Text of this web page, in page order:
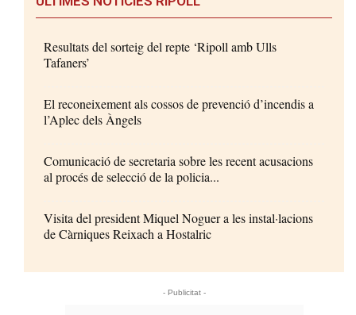
Resultats del sorteig del repte ‘Ripoll amb Ulls
Tafaners’
El reconeixement als cossos de prevenció d’incendis a
l’Aplec dels Àngels
Comunicació de secretaria sobre les recent acusacions
al procés de selecció de la policia...
Visita del president Miquel Noguer a les instal·lacions
de Càrniques Reixach a Hostalric
- Publicitat -